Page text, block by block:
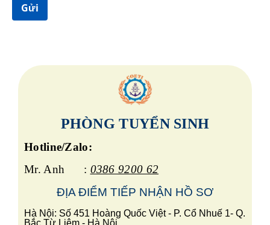
c Gửi
PHÒNG TUYỂN SINH
Hotline/Zalo:
Mr. Anh : 0386 9200 62
ĐỊA ĐIỂM TIẾP NHẬN HỒ SƠ
Hà Nội: Số 451 Hoàng Quốc Việt - P. Cổ Nhuế 1- Q.
Bắc Từ Liêm - Hà Nội